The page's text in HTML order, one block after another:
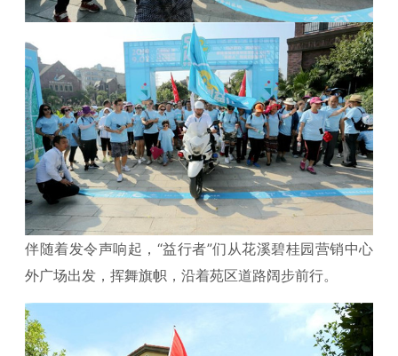
伴随着发令声响起，“益行者”们从花溪碧桂园营销中心
外广场出发，挥舞旗帜，沿着苑区道路阔步前行。